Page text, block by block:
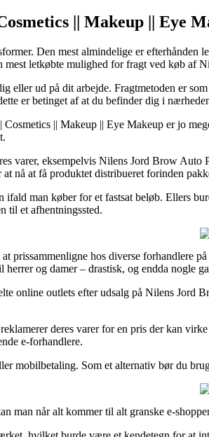
|| Makeup || Eye
Den mest almindelige er
letkøbte mulighed for fragt ved køb af
eller ud på dit arbejde. Fragtmetoden er
er betinget af at du befinder dig i
|| Makeup || Eye Makeup er jo
varer, eksempelvis Nilens Jord Brow
nå at få produktet distribueret forinden
ifald man køber for et fastsat beløb. Ellers
til et afhentningssted.
prissammenligne hos diverse forhandlere
og damer – drastisk, og endda nogle
online outlets efter udsalg på Nilens
deres varer for en pris der kan
e-forhandlere.
mobilbetaling. Som et alternativ bør du
man når alt kommer til alt granske e-